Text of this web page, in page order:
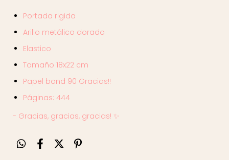
Portada rigida
Arillo metálico dorado
Elastico
Tamaño 18x22 cm
Papel bond 90 Gracias!!
Páginas: 444
- Gracias, gracias, gracias! ✨